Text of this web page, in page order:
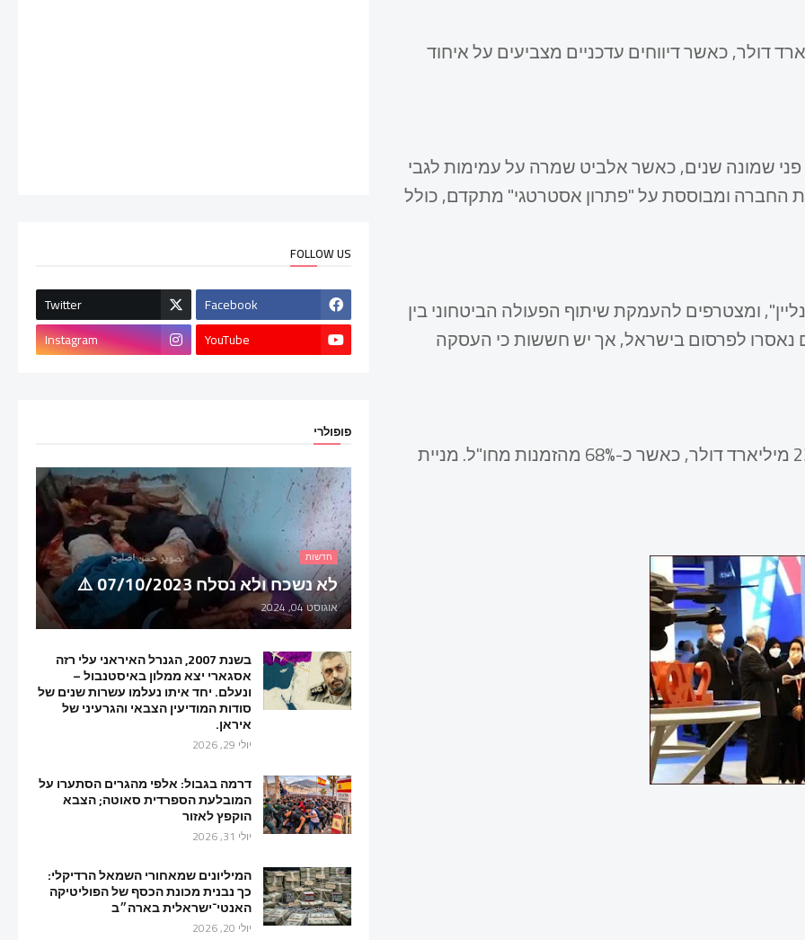
חתמה על עסקת ענק בהיקף 2.3 מיליארד דולר, כאשר דיווחים עדכניים מצביעים על איחוד
2025 והוא מתפרש על פני שמונה שנים, כאשר אלביט שמרה על עמימות לגבי
החברה ומבוססת על "פתרון אסטרטגי" מתקדם, כולל
ומצטרפים להעמקת שיתוף הפעולה הביטחוני בין
לפרסום בישראל, אך יש חששות כי העסקה
עסקה זו תרמה לצבר הזמנות של אלביט בשיא של 23.8 מיליארד דולר, כאשר כ-68% מהזמנות מחו"ל. מניית
FOLLOW US
Facebook
Twitter
YouTube
Instagram
פופולרי
חדשות
לא נשכח ולא נסלח 07/10/2023 ⚠️
אוגוסט 04, 2024
בשנת 2007, הגנרל האיראני עלי רזה
אסגארי יצא ממלון באיסטנבול –
ונעלם. יחד איתו נעלמו עשרות שנים של
סודות המודיעין הצבאי והגרעיני של
איראן.
יולי 29, 2026
דרמה בגבול: אלפי מהגרים הסתערו על
המובלעת הספרדית סאוטה; הצבא
הוקפץ לאזור
יולי 31, 2026
המיליונים שמאחורי השמאל הרדיקלי:
כך נבנית מכונת הכסף של הפוליטיקה
האנטי־ישראלית בארה״ב
יולי 20, 2026